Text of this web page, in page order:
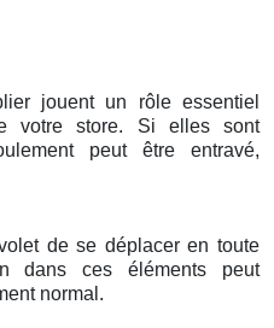
jouent un rôle essentiel
votre store. Si elles sont
peut être entravé,
de se déplacer en toute
dans ces éléments peut
normal.